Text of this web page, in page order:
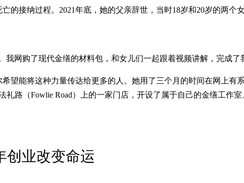
的接纳过程。2021年底，她的父亲辞世，当时18岁和20岁的两
我网购了现代金缮的材料包，和女儿们一起跟着视频讲解，完成
望能将这种力量传达给更多的人。她用了三个月的时间在网上有
礼路（Fowlie Road）上的一家门店，开设了属于自己的金缮工作室
创业改变命运